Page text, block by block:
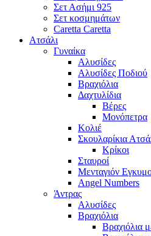
Σετ Ασήμι 925
Σετ κοσμημάτων
Caretta Caretta
Ατσάλι
Γυναίκα
Αλυσίδες
Αλυσίδες Ποδιού
Βραχιόλια
Δαχτυλίδια
Βέρες
Μονόπετρα
Κολιέ
Σκουλαρίκια
Κρίκοι
Σταυροί
Μενταγιόν
Angel Numbers
Άντρας
Αλυσίδες
Βραχιόλια
Βραχιόλια